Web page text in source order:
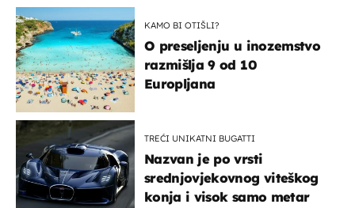
KAMO BI OTIŠLI?
O preseljenju u inozemstvo
razmišlja 9 od 10
Europljana
TREĆI UNIKATNI BUGATTI
Nazvan je po vrsti
srednjovjekovnog viteškog
konja i visok samo metar